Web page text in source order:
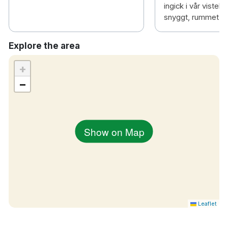
ingick i vår
snyggt, rummet
Explore the area
Show on Map
+
−
Leaflet